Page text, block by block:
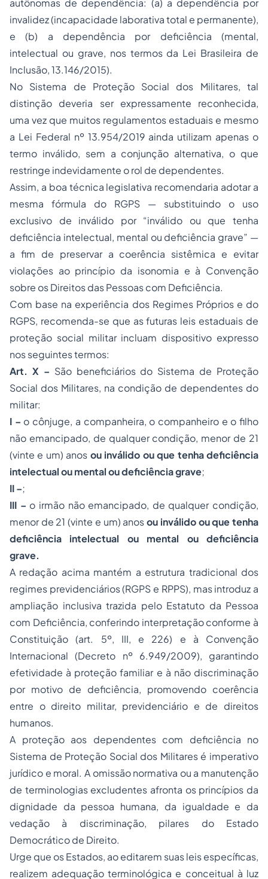
autônomas de dependência: (a) a dependência por
invalidez (incapacidade laborativa total e permanente),
e (b) a dependência por deficiência (mental,
intelectual ou grave, nos termos da Lei Brasileira de
Inclusão, 13.146/2015).
No Sistema de Proteção Social dos Militares, tal
distinção deveria ser expressamente reconhecida,
uma vez que muitos regulamentos estaduais e mesmo
a Lei Federal nº 13.954/2019 ainda utilizam apenas o
termo inválido, sem a conjunção alternativa, o que
restringe indevidamente o rol de dependentes.
Assim, a boa técnica legislativa recomendaria adotar a
mesma fórmula do RGPS — substituindo o uso
exclusivo de inválido por “inválido ou que tenha
deficiência intelectual, mental ou deficiência grave” —
a fim de preservar a coerência sistêmica e evitar
violações ao princípio da isonomia e à Convenção
sobre os Direitos das Pessoas com Deficiência.
Com base na experiência dos Regimes Próprios e do
RGPS, recomenda-se que as futuras leis estaduais de
proteção social militar incluam dispositivo expresso
nos seguintes termos:
Art. X – São beneficiários do Sistema de Proteção
Social dos Militares, na condição de dependentes do
militar:
I – o cônjuge, a companheira, o companheiro e o filho
não emancipado, de qualquer condição, menor de 21
(vinte e um) anos ou inválido ou que tenha deficiência
intelectual ou mental ou deficiência grave;
II –;
III – o irmão não emancipado, de qualquer condição,
menor de 21 (vinte e um) anosou inválido ou que tenha
deficiência intelectual ou mental ou deficiência
grave.
A redação acima mantém a estrutura tradicional dos
regimes previdenciários (RGPS e RPPS), mas introduz a
ampliação inclusiva trazida pelo Estatuto da Pessoa
com Deficiência, conferindo interpretação conforme à
Constituição (art. 5º, III, e 226) e à Convenção
Internacional (Decreto nº 6.949/2009), garantindo
efetividade à proteção familiar e à não discriminação
por motivo de deficiência, promovendo coerência
entre o direito militar, previdenciário e de direitos
humanos.
A proteção aos dependentes com deficiência no
Sistema de Proteção Social dos Militares é imperativo
jurídico e moral. A omissão normativa ou a manutenção
de terminologias excludentes afronta os princípios da
dignidade da pessoa humana, da igualdade e da
vedação à discriminação, pilares do Estado
Democrático de Direito.
Urge que os Estados, ao editarem suas leis específicas,
realizem adequação terminológica e conceitual à luz